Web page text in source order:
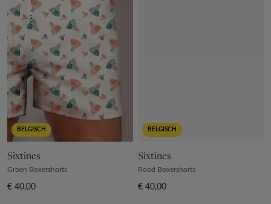
BELGISCH
Sixtines
Groen Boxershorts
€ 40,00
BELGISCH
Sixtines
Rood Boxershorts
€ 40,00